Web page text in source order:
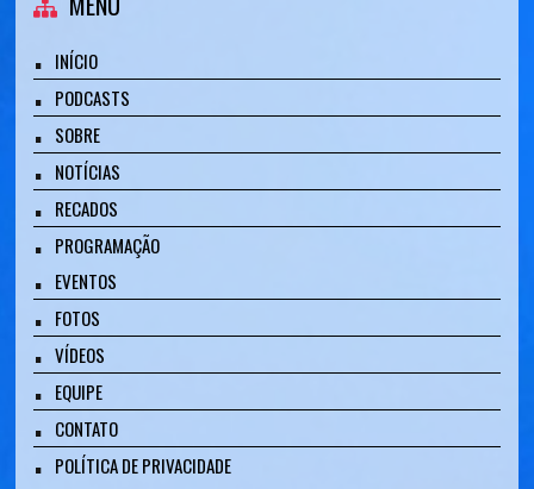
INÍCIO
PODCASTS
SOBRE
NOTÍCIAS
RECADOS
PROGRAMAÇÃO
EVENTOS
FOTOS
VÍDEOS
EQUIPE
CONTATO
POLÍTICA DE PRIVACIDADE